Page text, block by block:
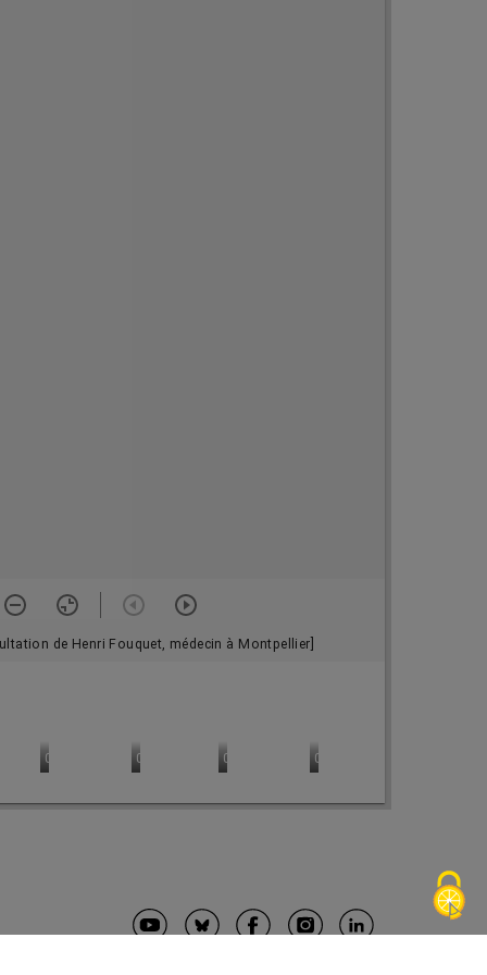
de Henri Fouquet, médecin à Montpellier]
médecin à Montpellier]
0004 - sn 0005 - sn 0006 - sn 0007 - sn